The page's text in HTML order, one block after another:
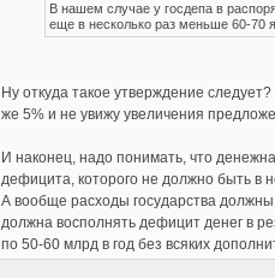
В нашем случае у госдепа в
еще в несколько раз меньше 60-70
Ну откуда такое утверждение
же 5% и не увижу увеличения
И наконец, надо понимать, что
дефицита, которого не должно быть в
А вообще расходы государства должны
должна восполнять дефицит денег в
по 50-60 млрд в год без всяких